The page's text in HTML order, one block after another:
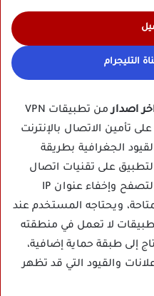
التليجرام
من تطبيقات VPN
تأمين الاتصال بالإنترنت
الجغرافية بطريقة
على تقنيات اتصال
متعددة تساعد على تشفير حركة التصفح وإخفاء عنوان IP
ويحتاجه المستخدم عند
لا تعمل في منطقته
إلى طبقة حماية إضافية،
والقيود التي قد تظهر